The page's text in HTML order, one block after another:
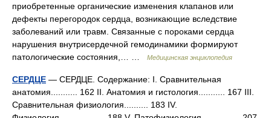
приобретенные органические изменения клапанов или
дефекты перегородок сердца, возникающие вследствие
заболеваний или травм. Связанные с пороками сердца
нарушения внутрисердечной гемодинамики формируют
патологические состояния,… …
Медицинская энциклопедия
СЕРДЦЕ — СЕРДЦЕ. Содержание: I. Сравнительная
анатомия........... 162 II. Анатомия и гистология........... 167 III.
Сравнительная физиология.......... 183 IV.